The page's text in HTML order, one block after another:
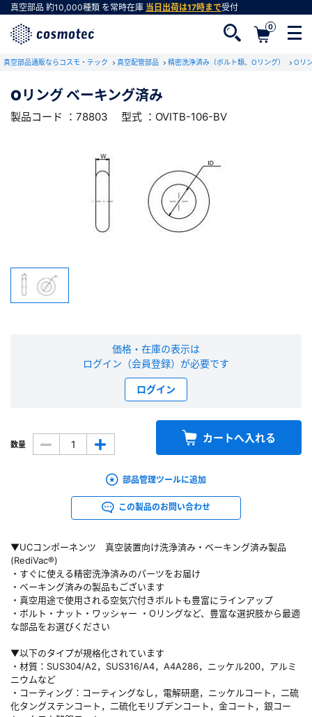
真空部品 約10,000種類 を常時在庫 当日出荷は17時まで受付
0
真空部品通販ならコスモ・テック 真空配管部品 精密洗浄済み（ボルト類、Oリング） Oリ
Oリング ベーキング済み
製品コード ：78803 型式 ：OVITB-106-BV
▼UCコンポーネンツ 真空装置向け洗浄済み・ベーキング済み製品
(RediVac®)
・すぐに使える精密洗浄済みのパーツをお届け
・ベーキング済みの製品もございます
・真空用途で使用される空気穴付きボルトも豊富にラインアップ
・ボルト・ナット・ワッシャー ・Oリングなど、豊富な選択肢から最適
な部品をお選びください
▼以下のタイプが規格化されています
・材質：SUS304/A2，SUS316/A4，A4A286，ニッケル200，アルミ
ニウムなど
・コーティング：コーティングなし，電解研磨，ニッケルコート，二硫
化タングステンコート，二硫化モリブデンコート，金コート，銀コー
価格・在庫の表示は
ログイン（会員登録）が必要です
ログイン
数量 カートへ入れる
部品管理ツールに追加
この製品のお問い合わせ
RoHS2適合報告書のダウンロード
下記製品のRoHS2適合報告書のダウンロードをします。
Oリング ベーキング済み
会社・学校・研究機関名 必須
会員登録がお済みでない方
新規会員登録（無料）
※新規会員登録をお申し込み頂いてから本登録となるまで、数日間かかる場合
があります。また当社の判断によりお断りする場合があります。
会員の方はこちら
※パスワードをお忘れの方は、パスワード再発行ページへ
※メールアドレスを忘れた方は、お問い合わせページよりお問い合わせくださ